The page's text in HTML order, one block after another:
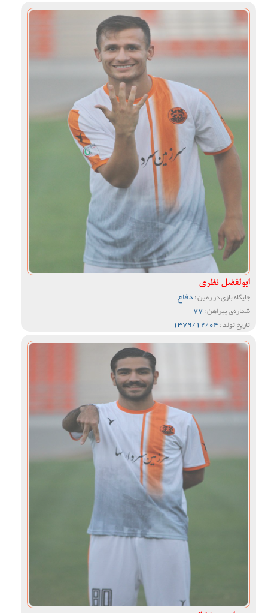
ابولفضل نظری
جایگاه بازی در زمین :دفاع
شماره‌ی پیراهن :77
تاریخ تولد :1379/12/04